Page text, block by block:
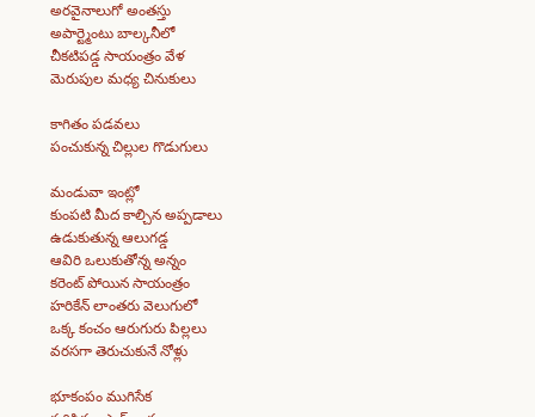
అరవైనాలుగో అంతస్తు
అపార్ట్మెంటు బాల్కనీలో
చీకటిపడ్డ సాయంత్రం వేళ
మెరుపుల మధ్య చినుకులు
కాగితం పడవలు
పంచుకున్న చిల్లుల గొడుగులు
మండువా ఇంట్లో
కుంపటి మీద కాల్చిన అప్పడాలు
ఉడుకుతున్న ఆలుగడ్డ
ఆవిరి ఒలుకుతోన్న అన్నం
కరెంట్ పోయిన సాయంత్రం
హరికేన్ లాంతరు వెలుగులో
ఒక్క కంచం ఆరుగురు పిల్లలు
వరసగా తెరుచుకునే నోళ్లు
భూకంపం ముగిసేక